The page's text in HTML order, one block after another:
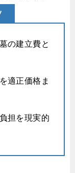
の建立費と
適正価格ま
担を現実的